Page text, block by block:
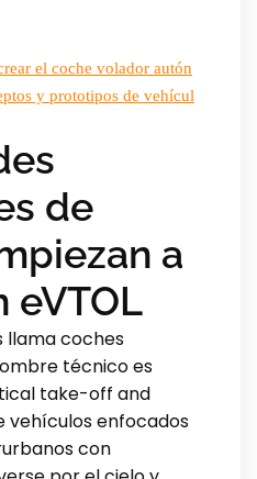
el coche volador autón
y prototipos de vehícul
de
a
eVTOL
llama coches
técnico es
take-off and
vehículos enfocados
con